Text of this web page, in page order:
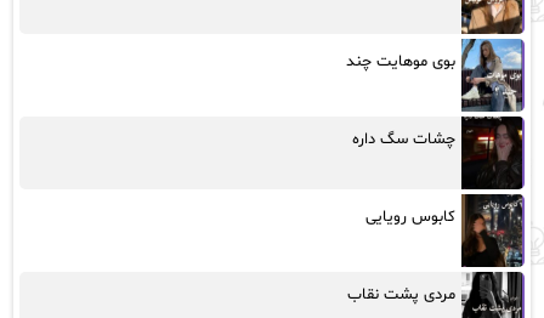
بوی موهایت چند
چشات سگ داره
کابوس رویایی
مردی پشت نقاب